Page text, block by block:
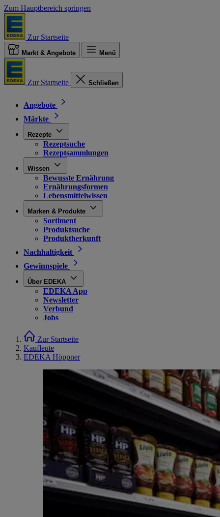
Zum Hauptbereich springen
Zur Startseite
Markt & Angebote Menü
Zur Startseite Schließen
Angebote
Märkte
Rezepte
Rezeptsuche
Rezeptsammlungen
Wissen
Bewusste Ernährung
Ernährungsformen
Lebensmittelwissen
Marken & Produkte
Sortiment
Produktsuche
Produktherkunft
Nachhaltigkeit
Gewinnspiele
Über EDEKA
EDEKA App
Newsletter
Verbund
Jobs
Zur Startseite
Kaufleute
EDEKA Höppner